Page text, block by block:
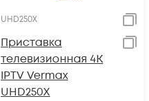
UHD250X
Приставка
телевизионная 4K
IPTV Vermax
UHD250X